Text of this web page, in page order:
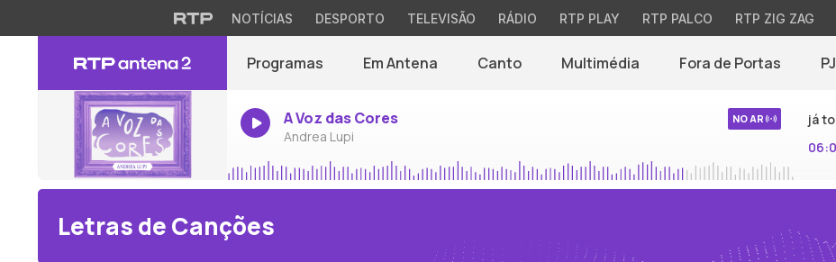
NOTÍCIAS DESPORTO TELEVISÃO RÁDIO RTP PLAY RTP PALCO RTP ZIG ZAG
Programas Em Antena Canto Multimédia Fora de Portas
A Voz das Cores
Andrea Lupi
NO AR
já
Letras de Canções